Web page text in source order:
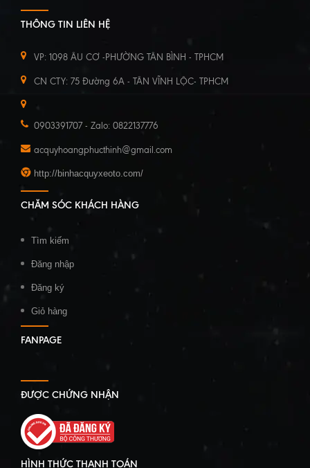
THÔNG TIN LIÊN HỆ
VP: 1098 ÂU CƠ -PHƯỜNG TÂN BÌNH - TPHCM
CN CTY: 75 Đường 6A - TÂN VĨNH LỘC- TPHCM
0903391707 - Zalo: 0822137776
acquyhoangphucthinh@gmail.com
http://binhacquyxeoto.com/
CHĂM SÓC KHÁCH HÀNG
Tìm kiếm
Đăng nhập
Đăng ký
Giỏ hàng
FANPAGE
ĐƯỢC CHỨNG NHẬN
HÌNH THỨC THANH TOÁN